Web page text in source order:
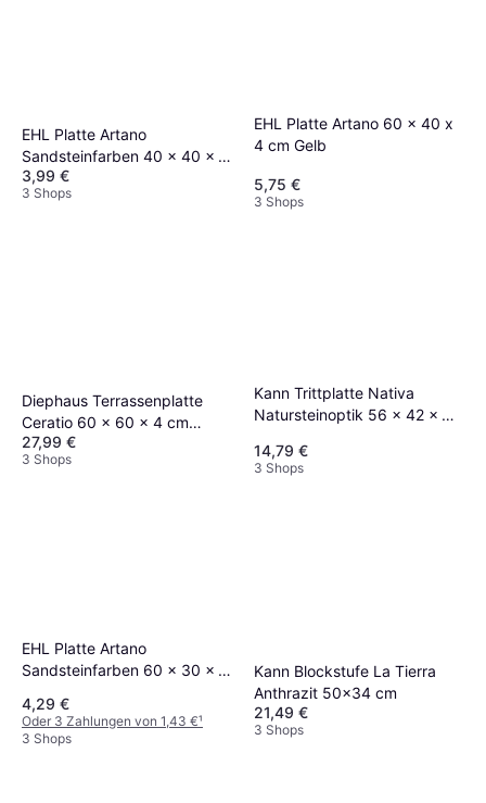
EHL Platte Artano
Sandsteinfarben 40 x 40 x 4
cm Gelb
3,99 €
3 Shops
EHL Platte Artano 60 x 40 x
4 cm Gelb
5,75 €
3 Shops
Diephaus Terrassenplatte
Ceratio 60 x 60 x 4 cm
Concreto Quarzit
27,99 €
3 Shops
Kann Trittplatte Nativa
Natursteinoptik 56 x 42 x 4
14,79 €
3 Shops
EHL Platte Artano
Sandsteinfarben 60 x 30 x 4
4,29 €
Oder 3 Zahlungen von 1,43 €¹
3 Shops
Kann Blockstufe La Tierra
Anthrazit 50x34 cm
21,49 €
3 Shops